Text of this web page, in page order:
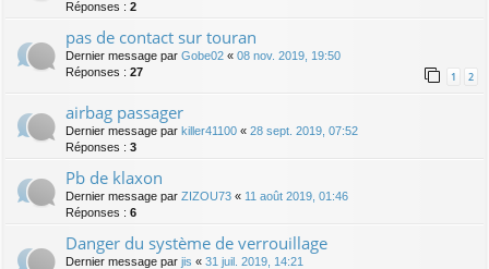
Réponses : 2
pas de contact sur touran
Dernier message par Gobe02 « 08 nov. 2019, 19:50
Réponses : 27 1 2
airbag passager
Dernier message par killer41100 « 28 sept. 2019, 07:52
Réponses : 3
Pb de klaxon
Dernier message par ZIZOU73 « 11 août 2019, 01:46
Réponses : 6
Danger du système de verrouillage
Dernier message par jis « 31 juil. 2019, 14:21